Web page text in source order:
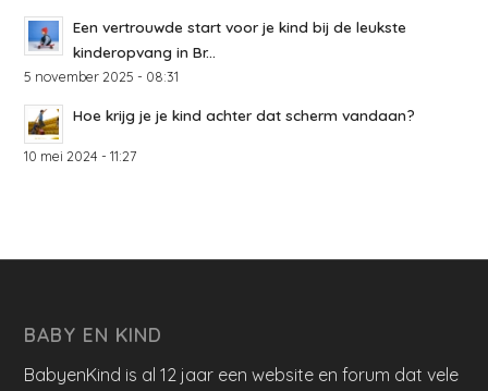
Een vertrouwde start voor je kind bij de leukste
kinderopvang in Br...
5 november 2025 - 08:31
Hoe krijg je je kind achter dat scherm vandaan?
10 mei 2024 - 11:27
BABY EN KIND
BabyenKind is al 12 jaar een website en forum dat vele